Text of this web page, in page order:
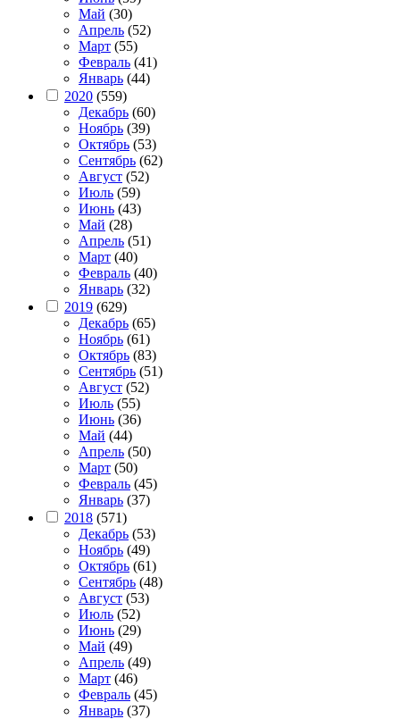
Май (30)
Апрель (52)
Март (55)
Февраль (41)
Январь (44)
2020 (559)
Декабрь (60)
Ноябрь (39)
Октябрь (53)
Сентябрь (62)
Август (52)
Июль (59)
Июнь (43)
Май (28)
Апрель (51)
Март (40)
Февраль (40)
Январь (32)
2019 (629)
Декабрь (65)
Ноябрь (61)
Октябрь (83)
Сентябрь (51)
Август (52)
Июль (55)
Июнь (36)
Май (44)
Апрель (50)
Март (50)
Февраль (45)
Январь (37)
2018 (571)
Декабрь (53)
Ноябрь (49)
Октябрь (61)
Сентябрь (48)
Август (53)
Июль (52)
Июнь (29)
Май (49)
Апрель (49)
Март (46)
Февраль (45)
Январь (37)